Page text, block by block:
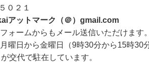
０２１
アットマーク（＠）gmail.com
ォームからもメール送信いただけます。
曜日から金曜日（9時30分から15時30分
交代で駐在しています。